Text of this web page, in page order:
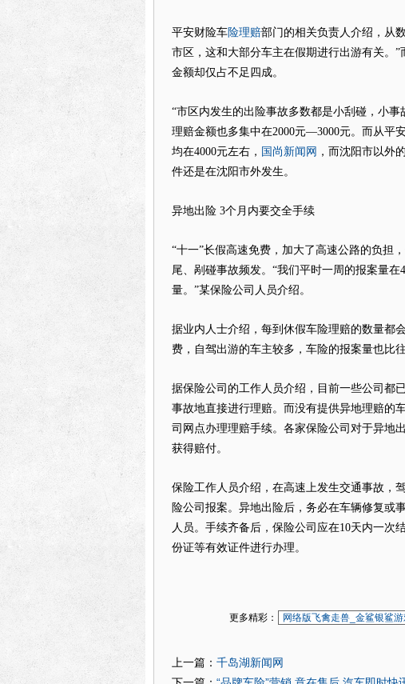
平安财险车险理赔部门的相关负责人介绍，从
市区，这和大部分车主在假期进行出游有关。
金额却仅占不足四成。
“市区内发生的出险事故多数都是小刮碰，小
理赔金额也多集中在2000元—3000元。而从平
均在4000元左右， 国尚新闻网 ，而沈阳市以外
件还是在沈阳市外发生。
异地出险 3个月内要交全手续
“十一”长假高速免费，加大了高速公路的负担
尾、剐碰事故频发。“我们平时一周的报案量
量。”某保险公司人员介绍。
据业内人士介绍，每到休假车险理赔的数量都
费，自驾出游的车主较多，车险的报案量也比
据保险公司的工作人员介绍，目前一些公司都
事故地直接进行理赔。而没有提供异地理赔的
司网点办理理赔手续。各家保险公司对于异地
获得赔付。
保险工作人员介绍，在高速上发生交通事故，
险公司报案。异地出险后，务必在车辆修复或
人员。手续齐备后，保险公司应在10天内一次
份证等有效证件进行办理。
更多精彩： 网络版飞禽走兽_金鲨银鲨
上一篇： 千岛湖新闻网